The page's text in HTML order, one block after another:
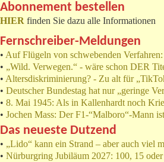
Abonnement bestellen
HIER finden Sie dazu alle Informationen
Fernschreiber-Meldungen
• Auf Flügeln von schwebenden
• „Wild. Verwegen.“ - wäre schon DER
• Altersdiskriminierung? - Zu alt für
• Deutscher Bundestag hat nur „geringe
• 8. Mai 1945: Als in Kallenhardt noch
• Jochen Mass: Der F1-“Malboro“-Mann
Das neueste Dutzend
• „Lido“ kann ein Strand – aber auch viel
• Nürburgring Jubiläum 2027: 100, 15 oder